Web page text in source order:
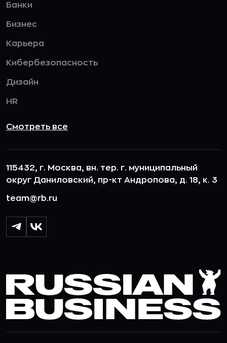
Банки
Бизнес
Карьера
Кибербезопасность
Дизайн
HR
Смотреть все
115432, г. Москва, вн. тер. г. муниципальный
округ Даниловский, пр-кт Андропова, д. 18, к. 3
team@rb.ru